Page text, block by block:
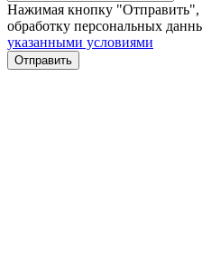
Нажимая кнопку "Отправить",
обработку персональных
указанными условиями
Отправить